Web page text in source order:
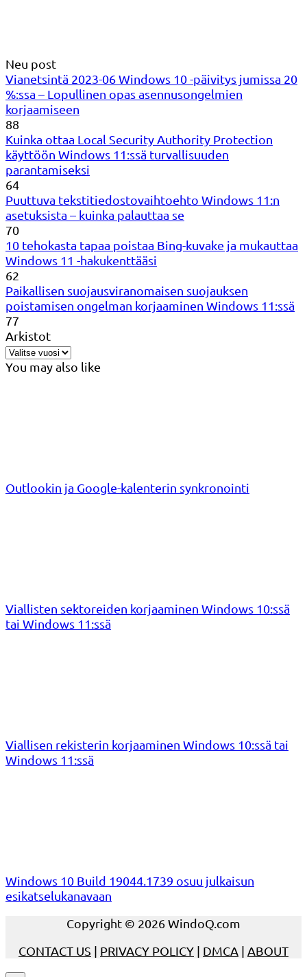
Neu post
Vianetsintä 2023-06 Windows 10 -päivitys jumissa 20
%:ssa – Lopullinen opas asennusongelmien
korjaamiseen
88
Kuinka ottaa Local Security Authority Protection
käyttöön Windows 11:ssä turvallisuuden
parantamiseksi
64
Puuttuva tekstitiedostovaihtoehto Windows 11:n
asetuksista – kuinka palauttaa se
70
10 tehokasta tapaa poistaa Bing-kuvake ja mukauttaa
Windows 11 -hakukenttääsi
62
Paikallisen suojausviranomaisen suojauksen
poistamisen ongelman korjaaminen Windows 11:ssä
77
Arkistot
You may also like
Outlookin ja Google-kalenterin synkronointi
Viallisten sektoreiden korjaaminen Windows 10:ssä
tai Windows 11:ssä
Viallisen rekisterin korjaaminen Windows 10:ssä tai
Windows 11:ssä
Windows 10 Build 19044.1739 osuu julkaisun
esikatselukanavaan
Copyright © 2026 WindoQ.com
CONTACT US | PRIVACY POLICY | DMCA | ABOUT